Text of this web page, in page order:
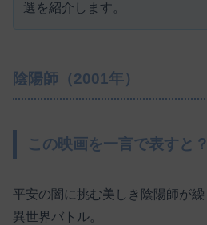
選を紹介します。
陰陽師（2001年）
この映画を一言で表すと？
平安の闇に挑む美しき陰陽師が
異世界バトル。